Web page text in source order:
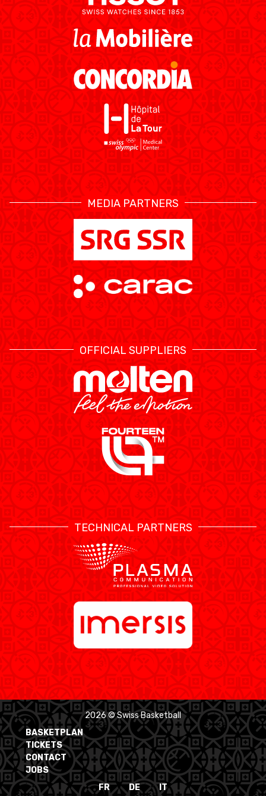
MEDIA PARTNERS
OFFICIAL SUPPLIERS
TECHNICAL PARTNERS
2026 © Swiss Basketball
BASKETPLAN
TICKETS
CONTACT
JOBS
FR
DE IT